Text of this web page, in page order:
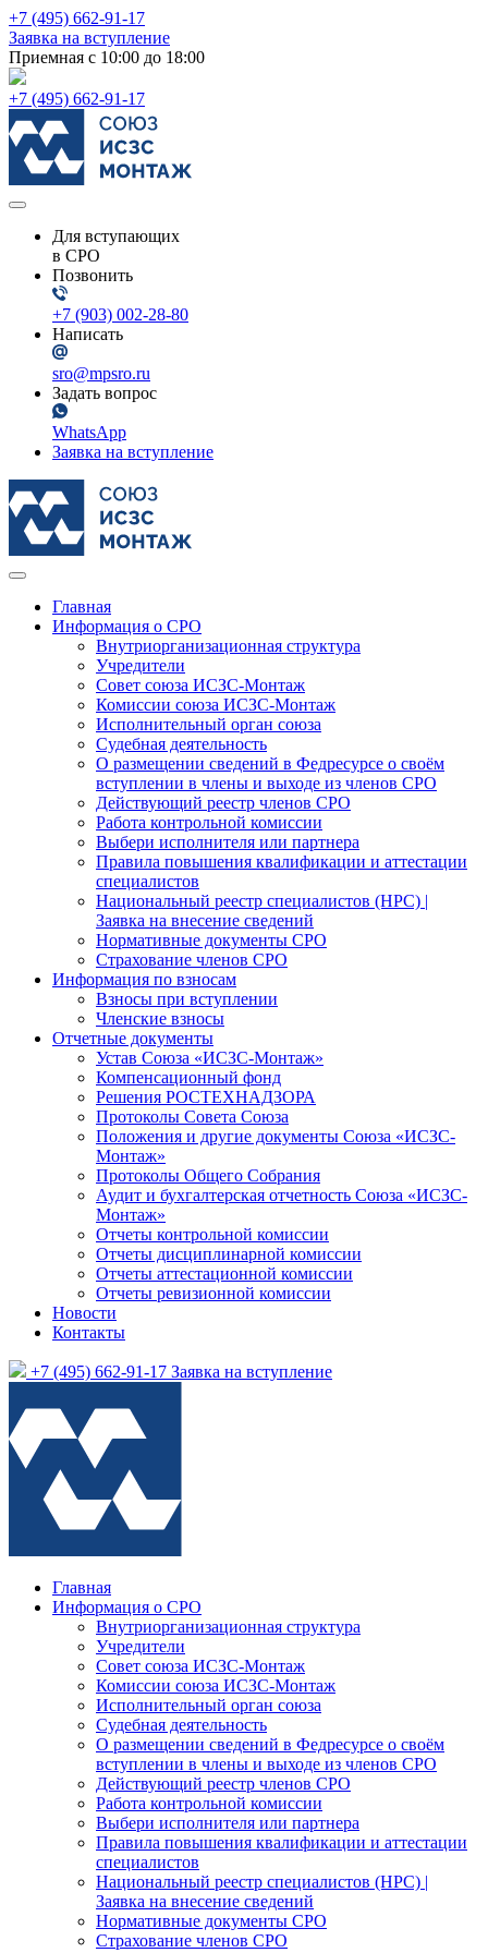
+7 (495) 662-91-17
Заявка на вступление
Приемная с 10:00 до 18:00
+7 (495) 662-91-17
Для вступающих
в СРО
Позвонить
+7 (903) 002-28-80
Написать
sro@mpsro.ru
Задать вопрос
WhatsApp
Заявка на вступление
Главная
Информация о СРО
Внутриорганизационная структура
Учредители
Совет союза ИСЗС-Монтаж
Комиссии союза ИСЗС-Монтаж
Исполнительный орган союза
Судебная деятельность
О размещении сведений в Федресурсе о своём
вступлении в члены и выходе из членов СРО
Действующий реестр членов СРО
Работа контрольной комиссии
Выбери исполнителя или партнера
Правила повышения квалификации и аттестации
специалистов
Национальный реестр специалистов (НРС) |
Заявка на внесение сведений
Нормативные документы СРО
Страхование членов СРО
Информация по взносам
Взносы при вступлении
Членские взносы
Отчетные документы
Устав Союза «ИСЗС-Монтаж»
Компенсационный фонд
Решения РОСТЕХНАДЗОРА
Протоколы Совета Союза
Положения и другие документы Союза «ИСЗС-
Монтаж»
Протоколы Общего Собрания
Аудит и бухгалтерская отчетность Союза «ИСЗС-
Монтаж»
Отчеты контрольной комиссии
Отчеты дисциплинарной комиссии
Отчеты аттестационной комиссии
Отчеты ревизионной комиссии
Новости
Контакты
+7 (495) 662-91-17 Заявка на вступление
Главная
Информация о СРО
Внутриорганизационная структура
Учредители
Совет союза ИСЗС-Монтаж
Комиссии союза ИСЗС-Монтаж
Исполнительный орган союза
Судебная деятельность
О размещении сведений в Федресурсе о своём
вступлении в члены и выходе из членов СРО
Действующий реестр членов СРО
Работа контрольной комиссии
Выбери исполнителя или партнера
Правила повышения квалификации и аттестации
специалистов
Национальный реестр специалистов (НРС) |
Заявка на внесение сведений
Нормативные документы СРО
Страхование членов СРО